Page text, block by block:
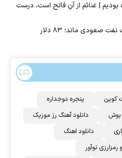
بودیم | غنائم از آنِ فاتح است، درست
صعودی ماند؛ ۸۳ دلار
کوین
پنجره دوجداره
بوش
دانلود آهنگ رز‌ موزیک
دانلود اهنگ
نوآور